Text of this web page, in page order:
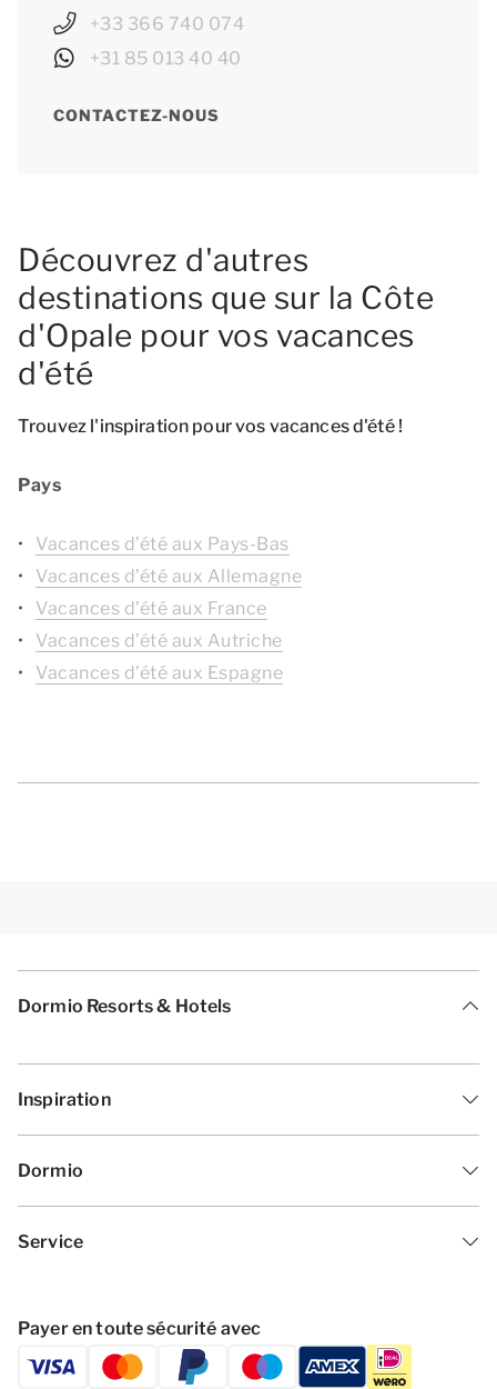
+33 366 740 074
+31 85 013 40 40
CONTACTEZ-NOUS
Découvrez d'autres
destinations que sur la Côte
d'Opale pour vos vacances
d'été
Trouvez l'inspiration pour vos vacances d'été !
Pays
Vacances d’été aux Pays-Bas
Vacances d’été aux Allemagne
Vacances d’été aux France
Vacances d’été aux Autriche
Vacances d’été aux Espagne
Dormio Resorts & Hotels
Inspiration
Dormio
Service
Payer en toute sécurité avec